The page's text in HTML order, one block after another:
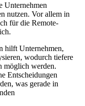
Unternehmen
nutzen. Vor allem in
für die Remote-
hilft Unternehmen,
wodurch tiefere
möglich werden.
Entscheidungen
was gerade in